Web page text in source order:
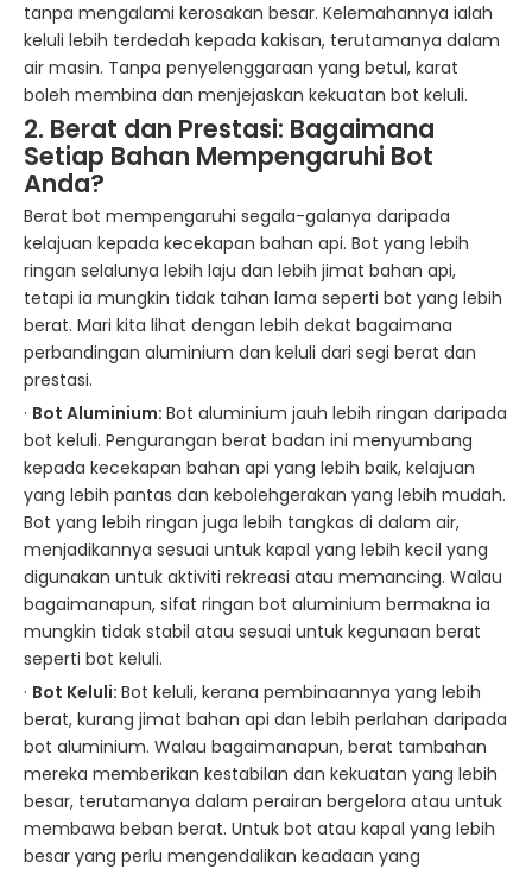
tanpa mengalami kerosakan besar. Kelemahannya ialah
keluli lebih terdedah kepada kakisan, terutamanya dalam
air masin. Tanpa penyelenggaraan yang betul, karat
boleh membina dan menjejaskan kekuatan bot keluli.
2. Berat dan Prestasi: Bagaimana
Setiap Bahan Mempengaruhi Bot
Anda?
Berat bot mempengaruhi segala-galanya daripada
kelajuan kepada kecekapan bahan api. Bot yang lebih
ringan selalunya lebih laju dan lebih jimat bahan api,
tetapi ia mungkin tidak tahan lama seperti bot yang lebih
berat. Mari kita lihat dengan lebih dekat bagaimana
perbandingan aluminium dan keluli dari segi berat dan
prestasi.
· Bot Aluminium: Bot aluminium jauh lebih ringan daripada
bot keluli. Pengurangan berat badan ini menyumbang
kepada kecekapan bahan api yang lebih baik, kelajuan
yang lebih pantas dan kebolehgerakan yang lebih mudah.
Bot yang lebih ringan juga lebih tangkas di dalam air,
menjadikannya sesuai untuk kapal yang lebih kecil yang
digunakan untuk aktiviti rekreasi atau memancing. Walau
bagaimanapun, sifat ringan bot aluminium bermakna ia
mungkin tidak stabil atau sesuai untuk kegunaan berat
seperti bot keluli.
· Bot Keluli: Bot keluli, kerana pembinaannya yang lebih
berat, kurang jimat bahan api dan lebih perlahan daripada
bot aluminium. Walau bagaimanapun, berat tambahan
mereka memberikan kestabilan dan kekuatan yang lebih
besar, terutamanya dalam perairan bergelora atau untuk
membawa beban berat. Untuk bot atau kapal yang lebih
besar yang perlu mengendalikan keadaan yang